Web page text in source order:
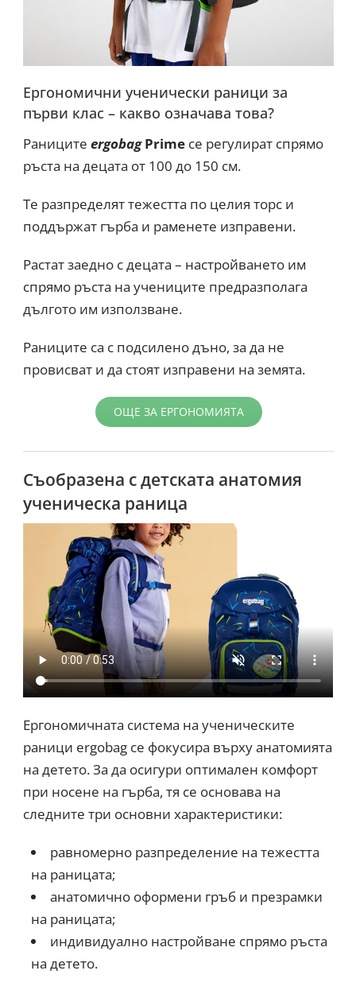
Ергономични ученически раници за
първи клас – какво означава това?
РаницитеergobagPrime сe регулират спрямо
ръста на децата от 100 до 150 см.
Те разпределят тежестта по целия торс и
поддържат гърба и раменете изправени.
Растат заедно с децата – настройването им
спрямо ръста на учениците предразполага
дългото им използване.
Раниците са с подсилено дъно, за да не
провисват и да стоят изправени на земята.
ОЩЕ ЗА ЕРГОНОМИЯТА
Съобразена с детската анатомия
ученическа раница
Ергономичната система на ученическите
раници ergobag се фокусира върху анатомията
на детето. За да осигури оптимален комфорт
при носене на гърба, тя се основава на
следните три основни характеристики:
равномерно разпределение на тежестта
на раницата;
анатомично оформени гръб и презрамки
на раницата;
индивидуално настройване спрямо ръста
на детето.